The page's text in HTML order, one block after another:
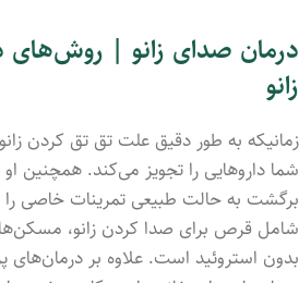
درمان صدای زانو | روش‌های
زانو
زمانیکه به طور دقیق علت تق تق کردن
شما داروهایی را تجویز می‌کند. همچنین
برگشت به حالت طبیعی تمرینات خاصی را
شامل قرص برای صدا کردن زانو،
بدون استروئید است. علاوه بر درمان‌های